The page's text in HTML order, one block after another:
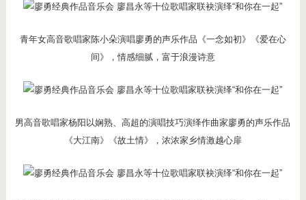
青年女高音歌唱家陈小朵演唱廖勇的声乐作品《一念如初》《爱在心
间》，情感细腻，富于浪漫诗意
男高音歌唱家杨阳以娴熟、高超的演唱技巧演绎作曲家廖勇的声乐作品
《大江南》《故土情》，浓浓家乡情激越心扉